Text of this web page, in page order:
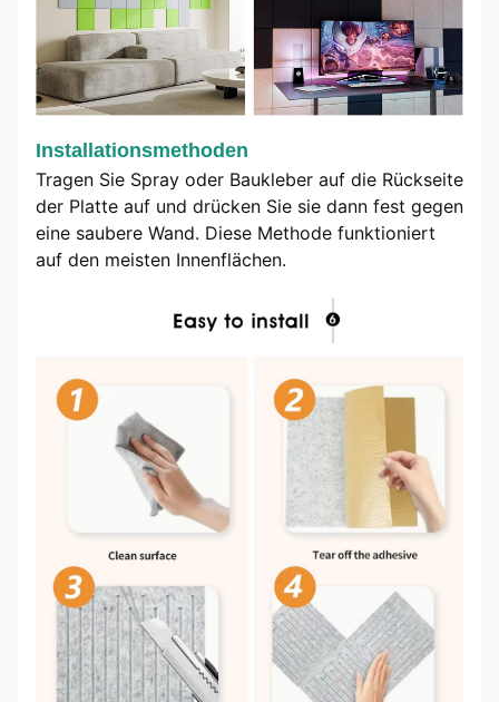
Installationsmethoden
Tragen Sie Spray oder Baukleber auf die Rückseite
der Platte auf und drücken Sie sie dann fest gegen
eine saubere Wand. Diese Methode funktioniert
auf den meisten Innenflächen.